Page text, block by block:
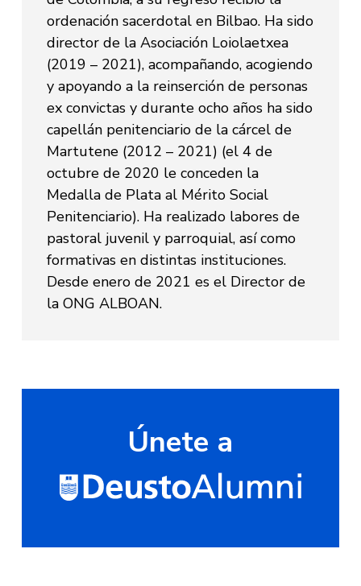
ordenación sacerdotal en Bilbao. Ha sido
director de la Asociación Loiolaetxea
(2019 – 2021), acompañando, acogiendo
y apoyando a la reinserción de personas
ex convictas y durante ocho años ha sido
capellán penitenciario de la cárcel de
Martutene (2012 – 2021) (el 4 de
octubre de 2020 le conceden la
Medalla de Plata al Mérito Social
Penitenciario). Ha realizado labores de
pastoral juvenil y parroquial, así como
formativas en distintas instituciones.
Desde enero de 2021 es el Director de
la ONG ALBOAN.
Únete a